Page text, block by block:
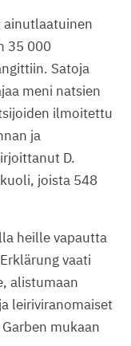
ainutlaatuinen
35 000
Satoja
meni natsien
ilmoitettu
ja
D.
joista 548
heille vapautta
vaati
alistumaan
leiriviranomaiset
mukaan